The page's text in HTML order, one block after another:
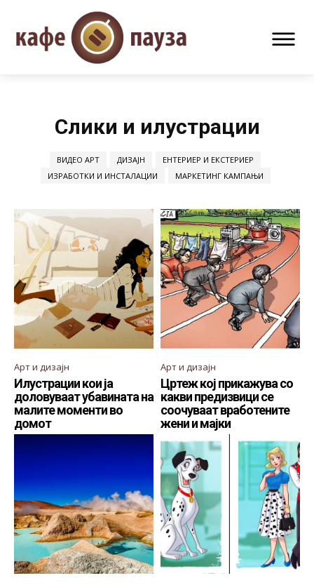
Слики и илустрации
ВИДЕО АРТ ДИЗАЈН
ЕНТЕРИЕР И ЕКСТЕРИЕР
ИЗРАБОТКИ И ИНСТАЛАЦИИ
МАРКЕТИНГ КАМПАЊИ
Арт и дизајн
Илустрации кои ја
доловуваат убавината на
малите моменти во
домот
Арт и дизајн
Цртеж кој прикажува со
какви предизвици се
соочуваат вработените
жени и мајки